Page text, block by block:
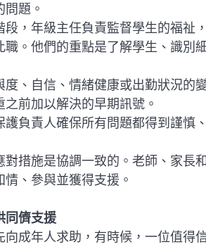
題。
段，年級主任負責監督學生的福祉
職。他們的重點是了解學生、識別
度、自信、情緒健康或出勤狀況的
前加以解決的早期訊號。
護負責人確保所有問題都得到謹慎
對措施是協調一致的。老師、家長
、參與並獲得支援。
同儕支援
向成年人求助，有時候，一位值得